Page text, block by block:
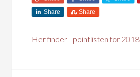
Share
Share
Her finder I pointlisten for 2018